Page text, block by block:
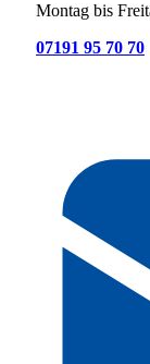
Montag bis
07191 95 70 70